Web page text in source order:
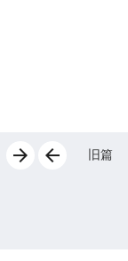
arrow_forward arrow_back 旧篇